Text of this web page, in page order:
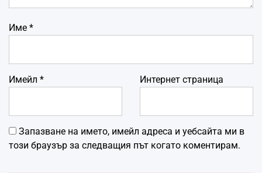
Име *
Имейл * Интернет страница
Запазване на името, имейл адреса и уебсайта ми в
този браузър за следващия път когато коментирам.